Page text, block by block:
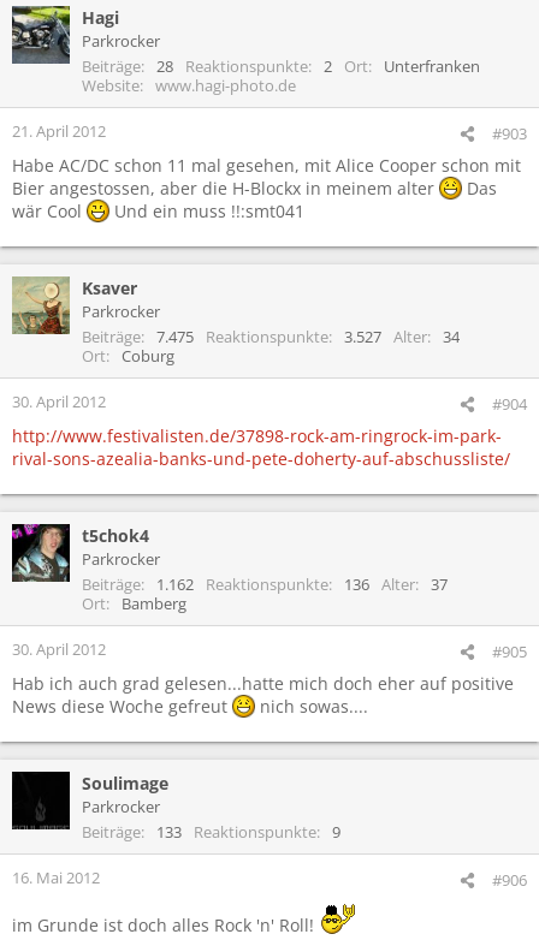
Hagi
Parkrocker
Beiträge
28 Reaktionspunkte 2 Ort
Unterfranken
Website
www.hagi-photo.de
21. April 2012 #903
Habe AC/DC schon 11 mal gesehen, mit Alice Cooper schon mit
Bier angestossen, aber die H-Blockx in meinem alter
Das
wär Cool
Und ein muss !!:smt041
Ksaver
Parkrocker
Beiträge
7.475 Reaktionspunkte 3.527 Alter
34
Ort
Coburg
30. April 2012 #904
http://www.festivalisten.de/37898-rock-am-ringrock-im-park-
rival-sons-azealia-banks-und-pete-doherty-auf-abschussliste/
t5chok4
Parkrocker
Beiträge
1.162 Reaktionspunkte 136 Alter
37
Ort
Bamberg
30. April 2012 #905
Hab ich auch grad gelesen...hatte mich doch eher auf positive
News diese Woche gefreut
nich sowas....
Soulimage
Parkrocker
Beiträge
133 Reaktionspunkte 9
16. Mai 2012 #906
im Grunde ist doch alles Rock 'n' Roll!